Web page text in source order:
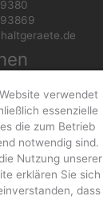
verwendet
essenzielle
die zum Betrieb
notwendig sind.
Nutzung unserer
erklären Sie sich
dass